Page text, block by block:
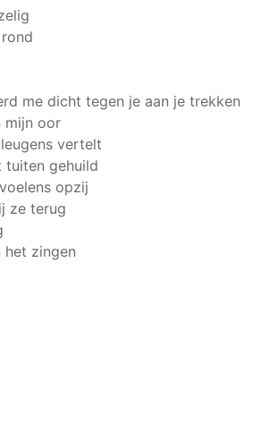
me dicht tegen je aan je trekken
mijn oor
vertelt
tuiten gehuild
opzij
ze terug
het zingen